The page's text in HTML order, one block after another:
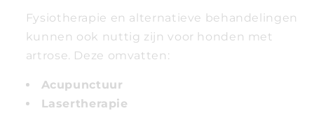
Fysiotherapie en alternatieve behandelingen
kunnen ook nuttig zijn voor honden met
artrose. Deze omvatten:
Acupunctuur
Lasertherapie